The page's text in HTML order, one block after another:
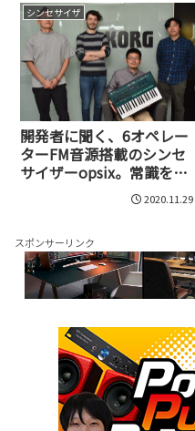
シンセサイザ
開発者に聞く、6オペレー
ターFM音源搭載のシンセ
サイザーopsix。常識を打
ち破った新世代サウンド
2020.11.29
スポンサーリンク